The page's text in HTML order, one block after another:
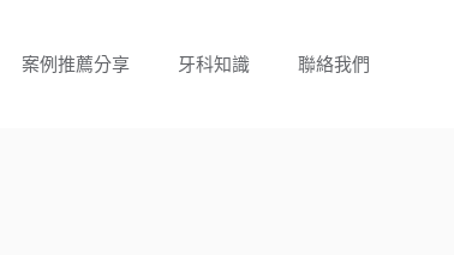
案例推薦分享 牙科知識 聯絡我們